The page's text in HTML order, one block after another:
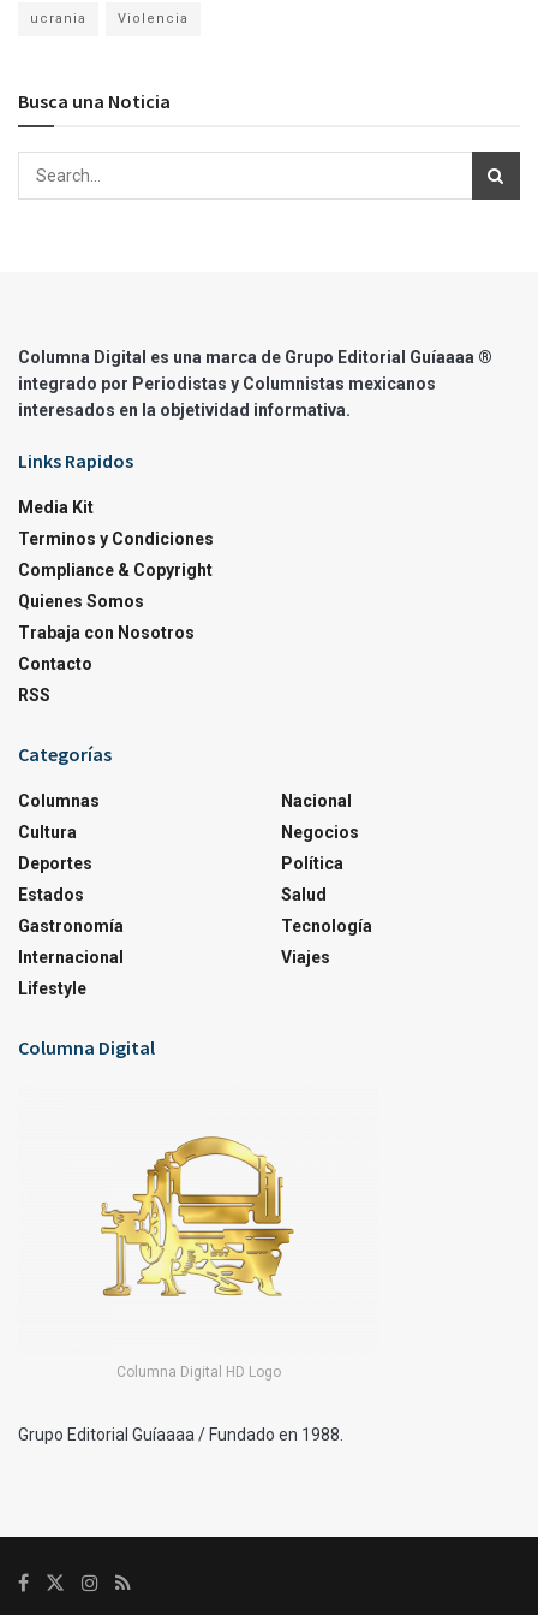
ucrania Violencia
Busca una Noticia
Columna Digital es una marca de Grupo Editorial Guíaaaa ®
integrado por Periodistas y Columnistas mexicanos
interesados en la objetividad informativa.
Links Rapidos
Media Kit
Terminos y Condiciones
Compliance & Copyright
Quienes Somos
Trabaja con Nosotros
Contacto
RSS
Categorías
Columnas
Cultura
Deportes
Estados
Gastronomía
Internacional
Lifestyle
Nacional
Negocios
Política
Salud
Tecnología
Viajes
Columna Digital
Columna Digital HD Logo
Grupo Editorial Guíaaaa / Fundado en 1988.